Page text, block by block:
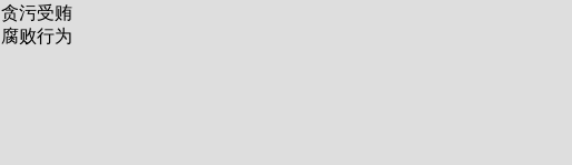
贪污受贿
腐败行为